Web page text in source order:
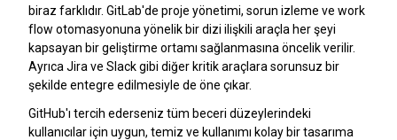
biraz farklıdır. GitLab'de proje yönetimi, sorun izleme ve work
flow otomasyonuna yönelik bir dizi ilişkili araçla her şeyi
kapsayan bir geliştirme ortamı sağlanmasına öncelik verilir.
Ayrıca Jira ve Slack gibi diğer kritik araçlara sorunsuz bir
şekilde entegre edilmesiyle de öne çıkar.
GitHub'ı tercih ederseniz tüm beceri düzeylerindeki
kullanıcılar için uygun, temiz ve kullanımı kolay bir tasarıma